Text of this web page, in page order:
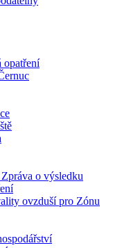
opatření
o výsledku
ovzduší pro Zónu